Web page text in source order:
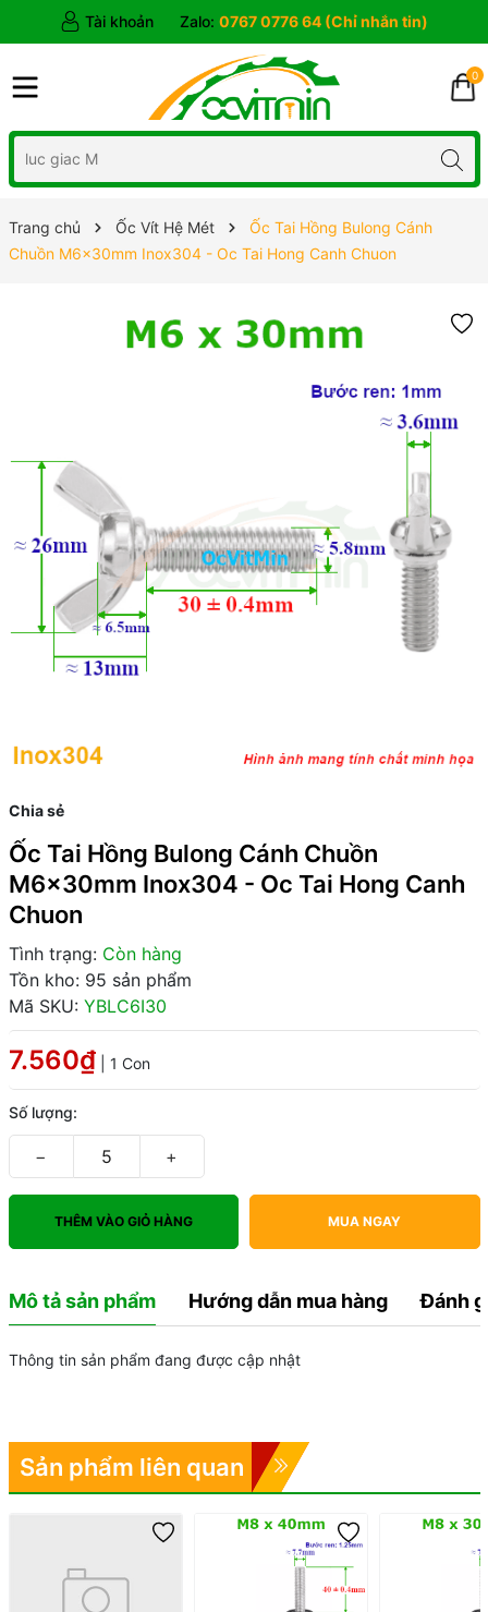
Tài khoản Zalo: 0767 0776 64 (Chỉ nhắn tin)
0
Trang chủ Ốc Vít Hệ Mét
Ốc Tai Hồng Bulong Cánh
Chuồn M6x30mm Inox304 - Oc Tai Hong Canh Chuon
Chia sẻ
Ốc Tai Hồng Bulong Cánh Chuồn
M6x30mm Inox304 - Oc Tai Hong Canh
Chuon
Tình trạng: Còn hàng
Tồn kho: 95 sản phẩm
Mã SKU: YBLC6I30
7.560₫ | 1 Con
Số lượng:
− +
THÊM VÀO GIỎ HÀNG MUA NGAY
Mô tả sản phẩm Hướng dẫn mua hàng Đánh
Thông tin sản phẩm đang được cập nhật
Sản phẩm liên quan